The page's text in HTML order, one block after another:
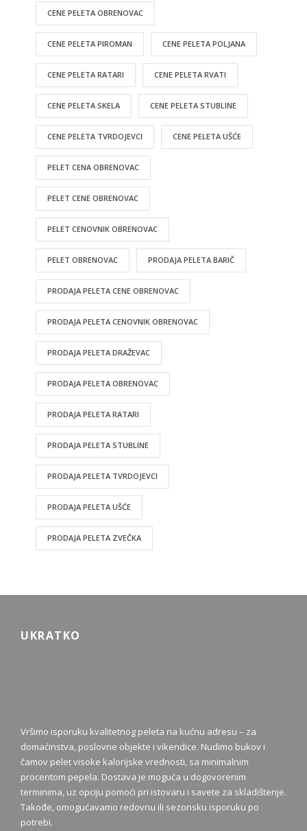
CENE PELETA OBRENOVAC
CENE PELETA PIROMAN CENE PELETA POLJANA
CENE PELETA RATARI CENE PELETA RVATI
CENE PELETA SKELA CENE PELETA STUBLINE
CENE PELETA TVRDOJEVCI CENE PELETA UŠĆE
PELET CENA OBRENOVAC
PELET CENE OBRENOVAC
PELET CENOVNIK OBRENOVAC
PELET OBRENOVAC PRODAJA PELETA BARIČ
PRODAJA PELETA CENE OBRENOVAC
PRODAJA PELETA CENOVNIK OBRENOVAC
PRODAJA PELETA DRAŽEVAC
PRODAJA PELETA OBRENOVAC
PRODAJA PELETA RATARI
PRODAJA PELETA STUBLINE
PRODAJA PELETA TVRDOJEVCI
PRODAJA PELETA UŠĆE
PRODAJA PELETA ZVEČKA
UKRATKO
Vršimo isporuku kvalitetnog peleta na kućnu adresu – za
domaćinstva, poslovne objekte i vikendice. Nudimo bukov i
čamov pelet visoke kalorijske vrednosti, sa minimalnim
procentom pepela. Dostava je moguća u dogovorenim
terminima, uz opciju pomoći pri istovaru i savete za skladištenje.
Takođe, omogućavamo redovnu ili sezonsku isporuku po
potrebi.